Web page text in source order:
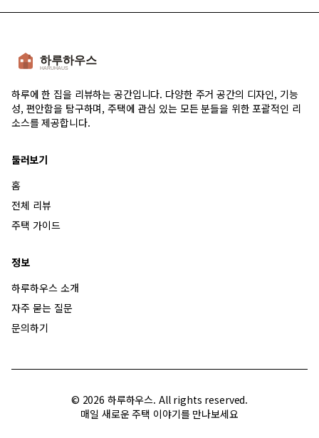
하루에 한 집을 리뷰하는 공간입니다. 다양한 주거 공간의 디자인, 기능
성, 편안함을 탐구하며, 주택에 관심 있는 모든 분들을 위한 포괄적인 리
소스를 제공합니다.
둘러보기
홈
전체 리뷰
주택 가이드
정보
하루하우스 소개
자주 묻는 질문
문의하기
© 2026 하루하우스. All rights reserved.
매일 새로운 주택 이야기를 만나보세요